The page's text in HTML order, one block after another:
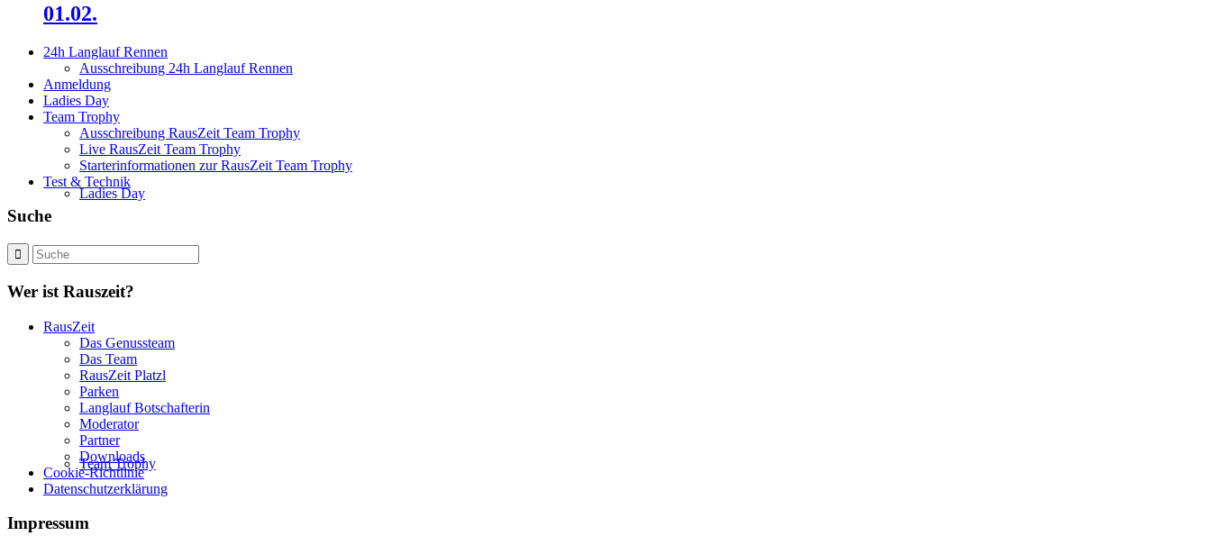
Ladies Day
Team Trophy
01.02.
24h Langlauf Rennen
Ausschreibung 24h Langlauf Rennen
Anmeldung
Ladies Day
Team Trophy
Ausschreibung RausZeit Team Trophy
Live RausZeit Team Trophy
Starterinformationen zur RausZeit Team Trophy
Test & Technik
Suche
Wer ist Rauszeit?
RausZeit
Das Genussteam
Das Team
RausZeit Platzl
Parken
Langlauf Botschafterin
Moderator
Partner
Downloads
Cookie-Richtlinie
Datenschutzerklärung
Impressum